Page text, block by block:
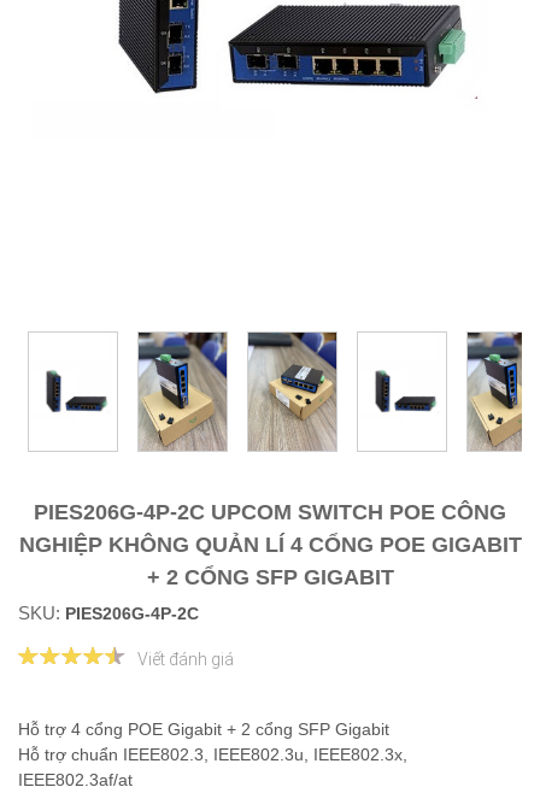
PIES206G-4P-2C UPCOM SWITCH POE CÔNG
NGHIỆP KHÔNG QUẢN LÍ 4 CỔNG POE GIGABIT
+ 2 CỔNG SFP GIGABIT
SKU: PIES206G-4P-2C
Viết đánh giá
Hỗ trợ 4 cổng POE Gigabit + 2 cổng SFP Gigabit
Hỗ trợ chuẩn IEEE802.3, IEEE802.3u, IEEE802.3x,
IEEE802.3af/at